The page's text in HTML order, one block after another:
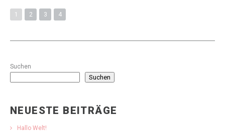
1 2 3 4
Suchen
Suchen
NEUESTE BEITRÄGE
Hallo Welt!